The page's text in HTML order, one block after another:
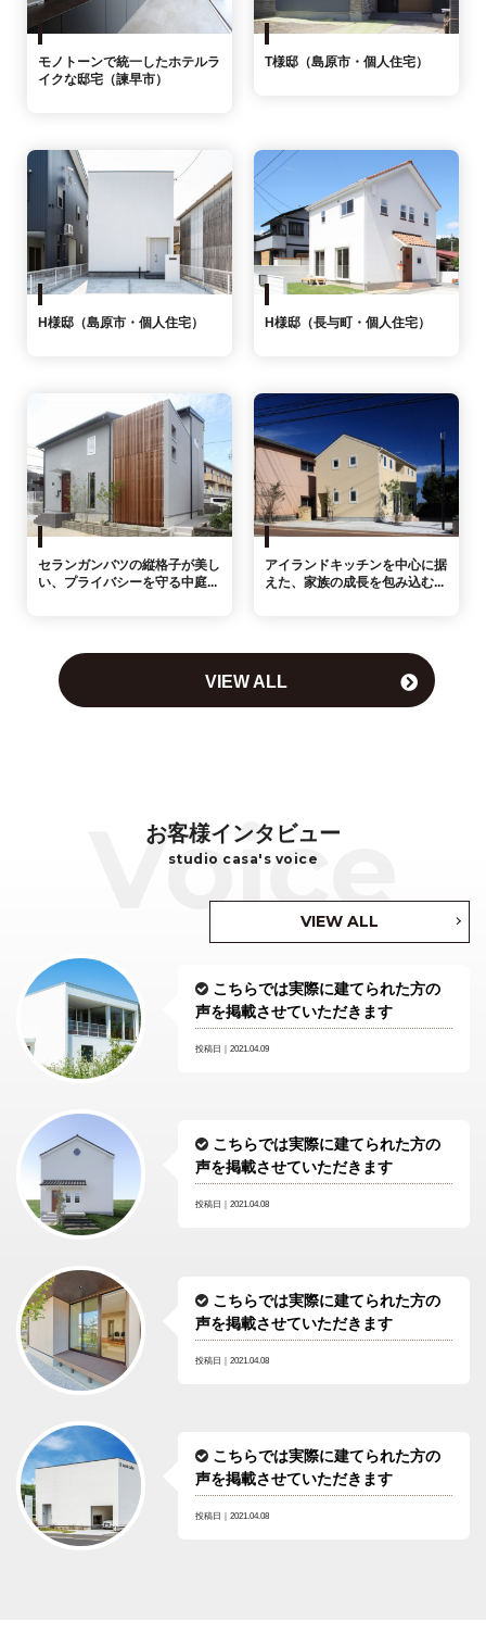
モノトーンで統一したホテルラ
イクな邸宅（諫早市）
T様邸（島原市・個人住宅）
H様邸（島原市・個人住宅） H様邸（長与町・個人住宅）
セランガンバツの縦格子が美し
い、プライバシーを守る中庭...
アイランドキッチンを中心に据
えた、家族の成長を包み込む...
VIEW ALL
お客様インタビュー
studio casa's voice
VIEW ALL
こちらでは実際に建てられた方の
声を掲載させていただきます
投稿日｜2021.04.09
こちらでは実際に建てられた方の
声を掲載させていただきます
投稿日｜2021.04.08
こちらでは実際に建てられた方の
声を掲載させていただきます
投稿日｜2021.04.08
こちらでは実際に建てられた方の
声を掲載させていただきます
投稿日｜2021.04.08